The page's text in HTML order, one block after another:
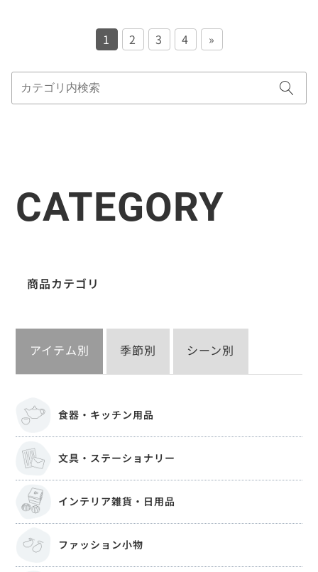
1 2 3 4 »
CATEGORY
商品カテゴリ
アイテム別 季節別 シーン別
食器・キッチン用品
文具・ステーショナリー
インテリア雑貨・日用品
ファッション小物